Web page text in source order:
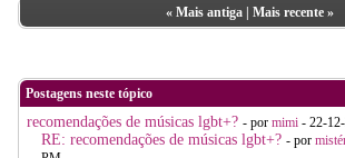
« Mais antiga| Mais recente»
Postagens neste tópico
recomendações de músicas lgbt+? - por mimi - 22-
RE: recomendações de músicas lgbt+? - por